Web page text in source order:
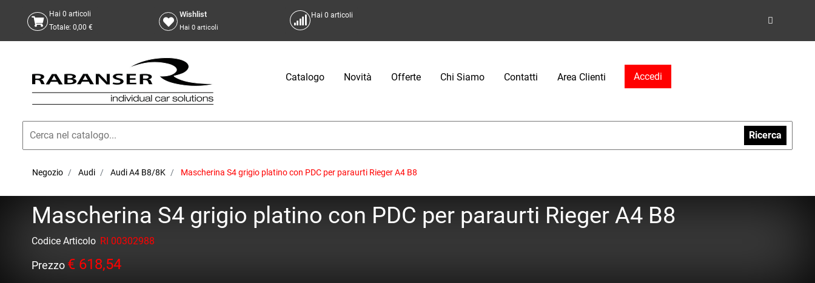
Hai 0 articoli
Totale: 0,00 €
Wishlist
Hai 0 articoli
Hai0 articoli
Catalogo Novità Offerte Chi Siamo Contatti Area Clienti Accedi
Ricerca
Negozio Audi Audi A4 B8/8K Mascherina S4 grigio platino con PDC per paraurti Rieger A4 B8
Mascherina S4 grigio platino con PDC per paraurti Rieger A4 B8
Codice Articolo RI 00302988
Prezzo € 618,54